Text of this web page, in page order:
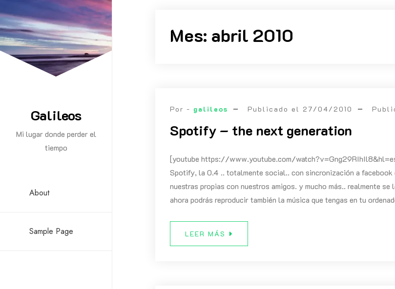
al
contenido
Galileos
Mi lugar donde perder el
tiempo
About
Sample Page
Mes: abril 2010
Por - galileos Publicado el 27/04/2010
Spotify – the next generation
[youtube https://www.youtube.com/
Spotify, la 0.4 .. totalmente social.. con sincronización a
nuestras propias con nuestros amigos. y mucho más.. realmente
ahora podrás reproducir también la música que tengas en tu
LEER MÁS